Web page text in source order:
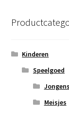
Kinderen
Speelgoed
Jongens
Meisjes